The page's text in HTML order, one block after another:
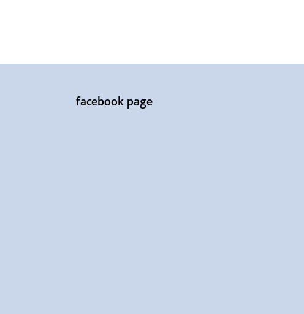
facebook page